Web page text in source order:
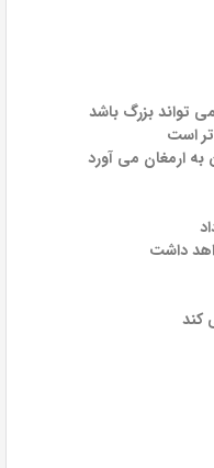
تواند بزرگ باشد
است
ارمغان می آورد
داشت
کند